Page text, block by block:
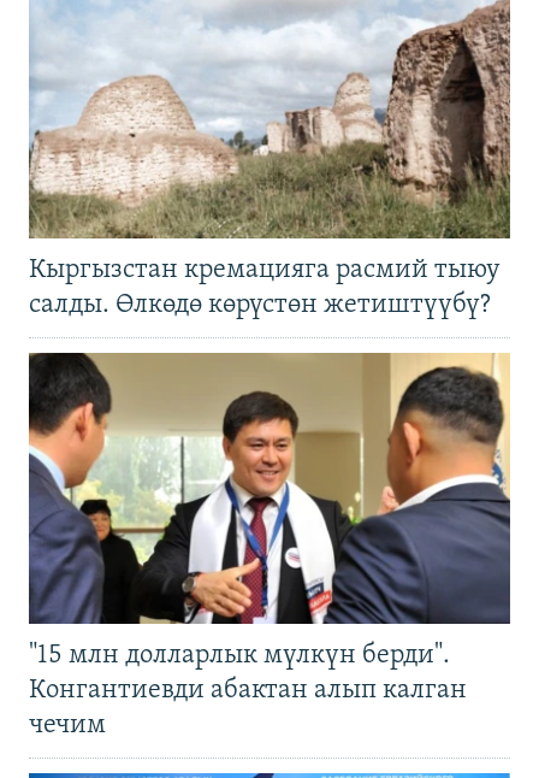
Кыргызстан кремацияга расмий тыюу
салды. Өлкөдө көрүстөн жетиштүүбү?
"15 млн долларлык мүлкүн берди".
Конгантиевди абактан алып калган
чечим